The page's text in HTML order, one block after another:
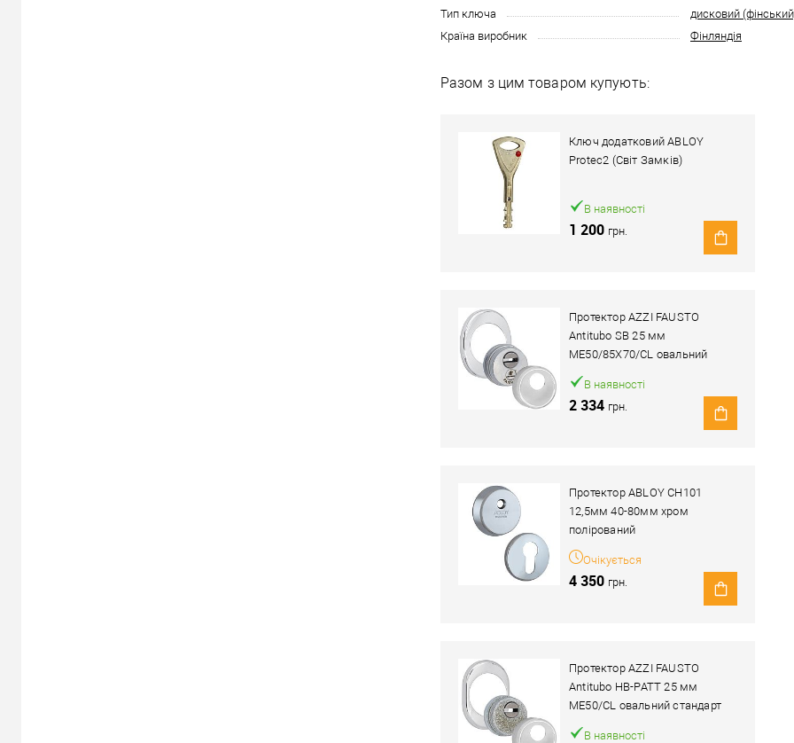
Тип ключа
дисковий
Країна виробник
Фінляндія
Разом з цим товаром купують:
Ключ додатковий ABLOY
Protec2 (Світ Замків)
В наявності
1 200 грн.
Протектор AZZI FAUSTO
Antitubo SB 25 мм
ME50/85X70/CL овальний
широкий хром полірований
В наявності
2 334 грн.
Протектор ABLOY CH101
12,5мм 40-80мм хром
полірований
Очікується
4 350 грн.
Протектор AZZI FAUSTO
Antitubo HB-PATT 25 мм
ME50/CL овальний стандарт
хром полірований
В наявності